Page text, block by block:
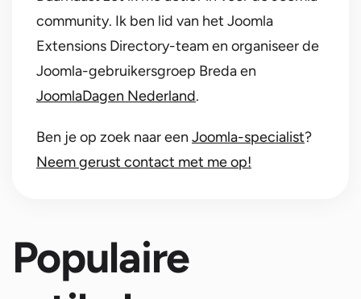
community. Ik ben lid van het Joomla
Extensions Directory-team en organiseer de
Joomla-gebruikersgroep Breda en
JoomlaDagen Nederland.
Ben je op zoek naar een Joomla-specialist?
Neem gerust contact met me op!
Populaire